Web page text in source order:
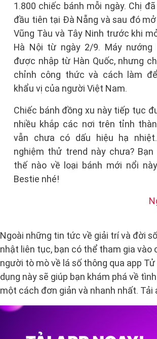
1.800 chiếc bánh mỗi ngày. Chị
đầu tiên tại Đà Nẵng và sau đó
Vũng Tàu và Tây Ninh trước khi
Hà Nội từ ngày 2/9. Máy nướng
được nhập từ Hàn Quốc, nhưng
chỉnh công thức và cách làm
khẩu vị của người Việt Nam.
Chiếc bánh đồng xu này tiếp tục
nhiều khắp các nơi trên tỉnh
vẫn chưa có dấu hiệu hạ
nghiệm thử trend này chưa?
thế nào về loại bánh mới nổi
Bestie nhé!
Ngoài những tin tức về giải trí và đời
nhật liên tục, bạn có thể tham gia vào
người tò mò về lá số thông qua app Tử
dụng này sẽ giúp bạn khám phá về
một cách đơn giản và nhanh nhất. Tải